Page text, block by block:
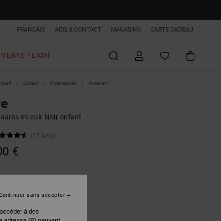
FRANÇAIS AIDE & CONTACT MAGASINS CARTE CADEAU
VENTE FLASH
Enfant Chaussures Sneakers
en cuir Noir enfant
(17 Avis)
€
à des
sans accepter